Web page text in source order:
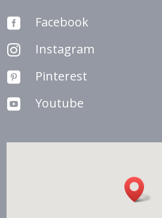
 Facebook
 Instagram
 Pinterest
 Youtube